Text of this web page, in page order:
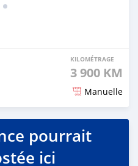
KILOMÉTRAGE
3 900 KM
Manuelle
pourrait
ici